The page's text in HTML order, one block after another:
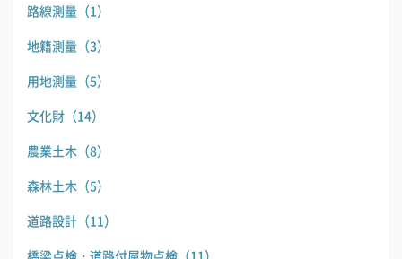
路線測量 （1）
地籍測量 （3）
用地測量 （5）
文化財 （14）
農業土木 （8）
森林土木 （5）
道路設計 （11）
橋梁点検・道路付属物点検 （11）